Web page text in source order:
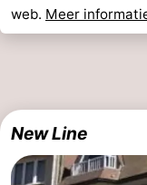
web. Meer
New Line